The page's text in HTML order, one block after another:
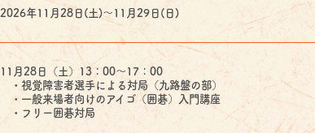
2026年11月28日(土)〜11月29日(日)
11月28日（土）13：00～17：00
・視覚障害者選手による対局（九路盤の部）
・一般来場者向けのアイゴ（囲碁）入門講座
・フリー囲碁対局